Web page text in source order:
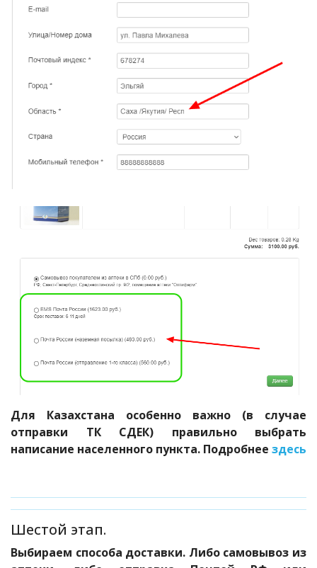
Для Казахстана особенно важно (в случае
отправки ТК СДЕК) правильно выбрать
написание населенного пункта. Подробнее здесь
Шестой этап.
Выбираем способа доставки. Либо самовывоз из